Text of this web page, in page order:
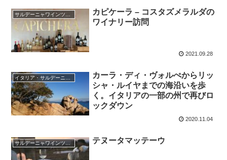
カピケーラ – コスタズメラルダの
ワイナリー訪問
2021.09.28
カーラ・ディ・ヴォルぺからリッ
シャ・ルイヤまでの海沿いを歩
く。イタリアの一部の州で再びロ
ックダウン
2020.11.04
テヌータマッテーウ